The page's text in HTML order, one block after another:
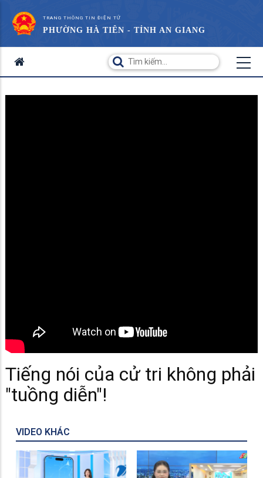
TRANG THÔNG TIN ĐIỆN TỬ
PHƯỜNG HÀ TIÊN - TỈNH AN GIANG
Tiếng nói của cử tri không phải
"tuồng diễn"!
VIDEO KHÁC